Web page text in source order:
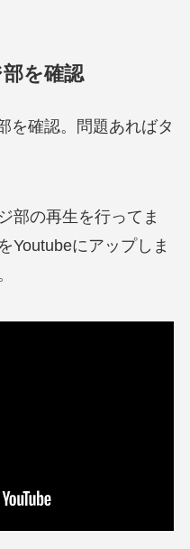
を確認
を確認。問題あればタ
部の再生を行ってま
Youtubeにアップしま